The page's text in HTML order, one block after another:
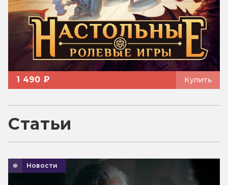
1 490 ₽ Купить
Статьи
Новости